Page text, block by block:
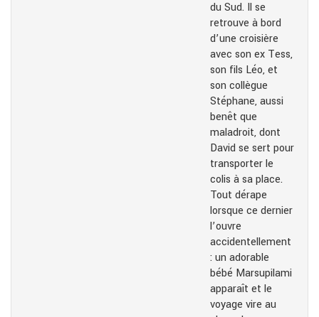
du Sud. Il se
retrouve à bord
d’une croisière
avec son ex Tess,
son fils Léo, et
son collègue
Stéphane, aussi
benêt que
maladroit, dont
David se sert pour
transporter le
colis à sa place.
Tout dérape
lorsque ce dernier
l’ouvre
accidentellement
: un adorable
bébé Marsupilami
apparaît et le
voyage vire au